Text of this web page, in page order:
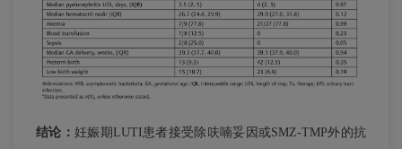
结论： 妊娠期LUTI患者接受除呋喃妥因或SMZ-TMP外的抗